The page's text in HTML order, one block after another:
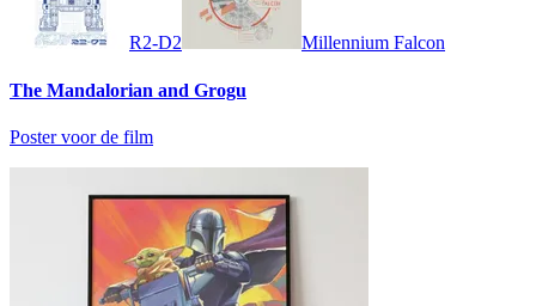
R2-D2 Millennium Falcon
The Mandalorian and Grogu
Poster voor de film